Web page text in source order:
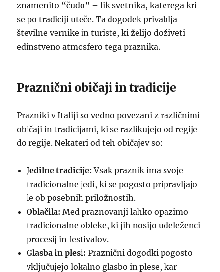
znamenito “čudo” – lik svetnika, katerega kri
se po tradiciji uteče. Ta dogodek privablja
številne vernike in turiste, ki želijo doživeti
edinstveno atmosfero tega praznika.
Praznični običaji in tradicije
Prazniki v Italiji so vedno povezani z različnimi
običaji in tradicijami, ki se razlikujejo od regije
do regije. Nekateri od teh običajev so:
Jedilne tradicije: Vsak praznik ima svoje
tradicionalne jedi, ki se pogosto pripravljajo
le ob posebnih priložnostih.
Oblačila: Med praznovanji lahko opazimo
tradicionalne obleke, ki jih nosijo udeleženci
procesij in festivalov.
Glasba in plesi: Praznični dogodki pogosto
vključujejo lokalno glasbo in plese, kar